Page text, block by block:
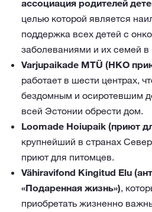
ассоциация родителей
целью которой является
поддержка всех детей с
заболеваниями и их семей в
Varjupaikade MTÜ (НКО
работает в шести центрах,
бездомным и осиротевшим
всей Эстонии обрести дом.
Loomade Hoiupaik (приют
крупнейший в странах
приют для питомцев.
Vähiravifond Kingitud Elu
«Подаренная жизнь»),
приобретать жизненно